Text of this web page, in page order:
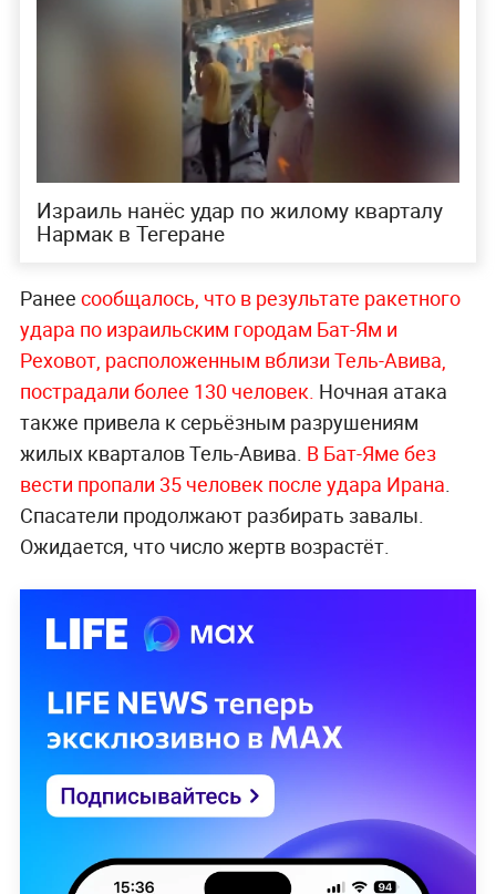
Израиль нанёс удар по жилому кварталу
Нармак в Тегеране
Ранее сообщалось, что в результате ракетного
удара по израильским городам Бат-Ям и
Реховот, расположенным вблизи Тель-Авива,
пострадали более 130 человек. Ночная атака
также привела к серьёзным разрушениям
жилых кварталов Тель-Авива. В Бат-Яме без
вести пропали 35 человек после удара Ирана.
Спасатели продолжают разбирать завалы.
Ожидается, что число жертв возрастёт.